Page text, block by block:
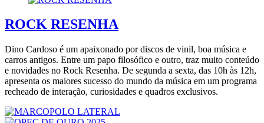
ROCK RESENHA
Dino Cardoso é um apaixonado por discos de vinil, boa música e
carros antigos. Entre um papo filosófico e outro, traz muito conteúdo
e novidades no Rock Resenha. De segunda a sexta, das 10h às 12h,
apresenta os maiores sucesso do mundo da música em um programa
recheado de interação, curiosidades e quadros exclusivos.